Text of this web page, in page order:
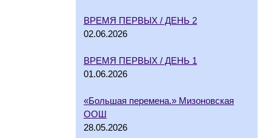
ВРЕМЯ ПЕРВЫХ / ДЕНЬ 2
02.06.2026
ВРЕМЯ ПЕРВЫХ / ДЕНЬ 1
01.06.2026
«Большая перемена.» Мизоновская
ООШ
28.05.2026